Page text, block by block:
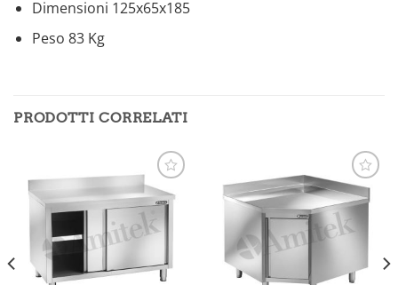
Dimensioni 125x65x185
Peso 83 Kg
PRODOTTI CORRELATI
Aggiungi
alla lista
Aggiungi
alla lista